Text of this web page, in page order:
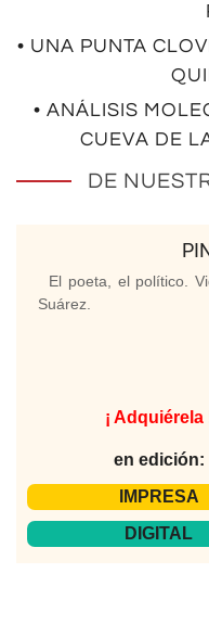
• UNA PUNTA
• ANÁLISIS
CUEVA DE
DE
El poeta, el político.
Suárez.
¡ Adquiérela
en edición:
IMPRESA
DIGITAL